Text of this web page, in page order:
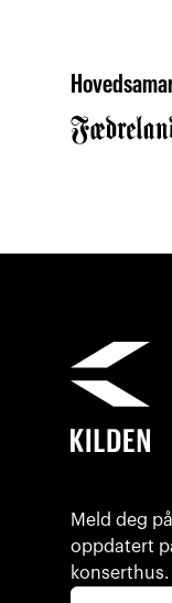
Meld deg
oppdatert
konserthus.